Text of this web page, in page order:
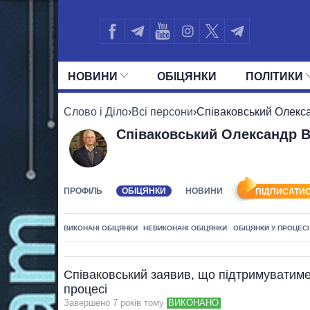
НОВИНИ ОБIЦЯНКИ ПОЛIТИКИ
УСІ ПОЛІТИКИ ПРЕЗИДЕНТ І
Слово і Діло›Всі персони›Співаковський
Співаковський Олександр
ПРОФІЛЬ ОБІЦЯНКИ НОВИНИ
ВИКОНАНІ ОБІЦЯНКИ НЕВИКОНАНІ ОБІЦЯНКИ ОБІЦЯНКИ У ПРОЦЕСІ
Співаковський заявив, що
процесі
Завершено 7 рокiв тому ВИКОНАНО